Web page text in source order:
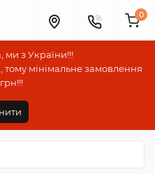
ми з України!!!
тому мінімальне замовлення
0